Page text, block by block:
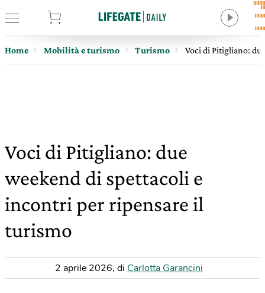
Home Mobilità e turismo Turismo Voci di Pitigliano:
Voci di Pitigliano: due
weekend di spettacoli e
incontri per ripensare il
turismo
2 aprile 2026, di Carlotta Garancini